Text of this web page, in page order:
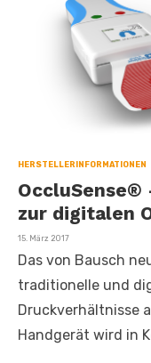
HERSTELLERINFORMATIONEN
OccluSense®
zur digitalen
Veröffentlicht
15. März 2017
Das von Bausch
traditionelle und
Druckverhältnisse
Handgerät wird in